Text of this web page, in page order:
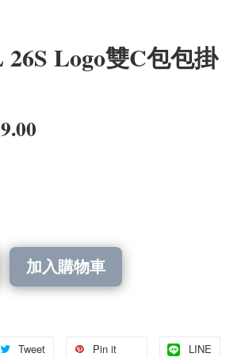
Logo雙C包包掛
加入購物車
Tweet Pin it LINE